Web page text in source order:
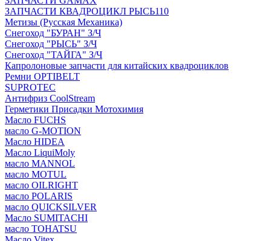
ЗАПЧАСТИ КВАДРОЦИКЛ РЫСЬ110
Метизы (Русская Механика)
Снегоход "БУРАН" З/Ч
Снегоход "РЫСЬ" З/Ч
Снегоход "ТАЙГА" З/Ч
Капролоновые запчасти для китайских квадроциклов
Ремни OPTIBELT
SUPROTEC
Антифриз CoolStream
Герметики Присадки Мотохимия
Масло FUCHS
масло G-MOTION
Масло HIDEA
Масло LiquiMoly
масло MANNOL
масло MOTUL
масло OILRIGHT
масло POLARIS
масло QUICKSILVER
Масло SUMITACHI
масло TOHATSU